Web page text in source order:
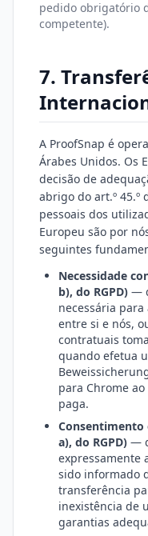
pedido obrigatório
competente).
7.
A ProofSnap é
Árabes Unidos. Os
decisão de
abrigo do art.º 45.º
pessoais dos
Europeu são por
seguintes
Necessidade
b), do RGPD) —
necessária
entre si e nós,
contratuais
quando efetua
para Chrome
paga.
Consentimento
a), do RGPD) —
expressamente
sido informado
transferência
inexistência de
garantias